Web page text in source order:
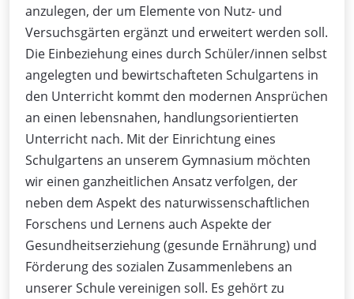
anzulegen, der um Elemente von Nutz- und
Versuchsgärten ergänzt und erweitert werden soll.
Die Einbeziehung eines durch Schüler/innen selbst
angelegten und bewirtschafteten Schulgartens in
den Unterricht kommt den modernen Ansprüchen
an einen lebensnahen, handlungsorientierten
Unterricht nach. Mit der Einrichtung eines
Schulgartens an unserem Gymnasium möchten
wir einen ganzheitlichen Ansatz verfolgen, der
neben dem Aspekt des naturwissenschaftlichen
Forschens und Lernens auch Aspekte der
Gesundheitserziehung (gesunde Ernährung) und
Förderung des sozialen Zusammenlebens an
unserer Schule vereinigen soll. Es gehört zu